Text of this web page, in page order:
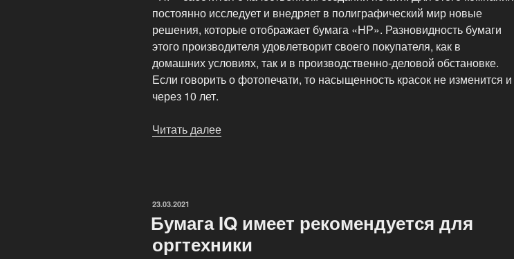
постоянно исследует и внедряет в полиграфический мир новые
решения, которые отображает бумага «HP». Разновидность бумаги
этого производителя удовлетворит своего покупателя, как в
домашних условиях, так и в производственно-деловой обстановке.
Если говорить о фотопечати, то насыщенность красок не изменится и
через 10 лет.
Читать далее
ОПУБЛИКОВАНО
23.03.2021
Бумага IQ имеет рекомендуется для
оргтехники